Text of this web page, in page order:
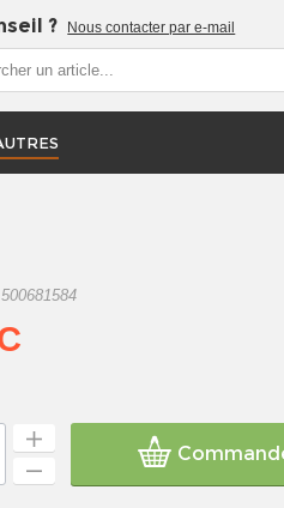
? Nous contacter par e-mail
500681584